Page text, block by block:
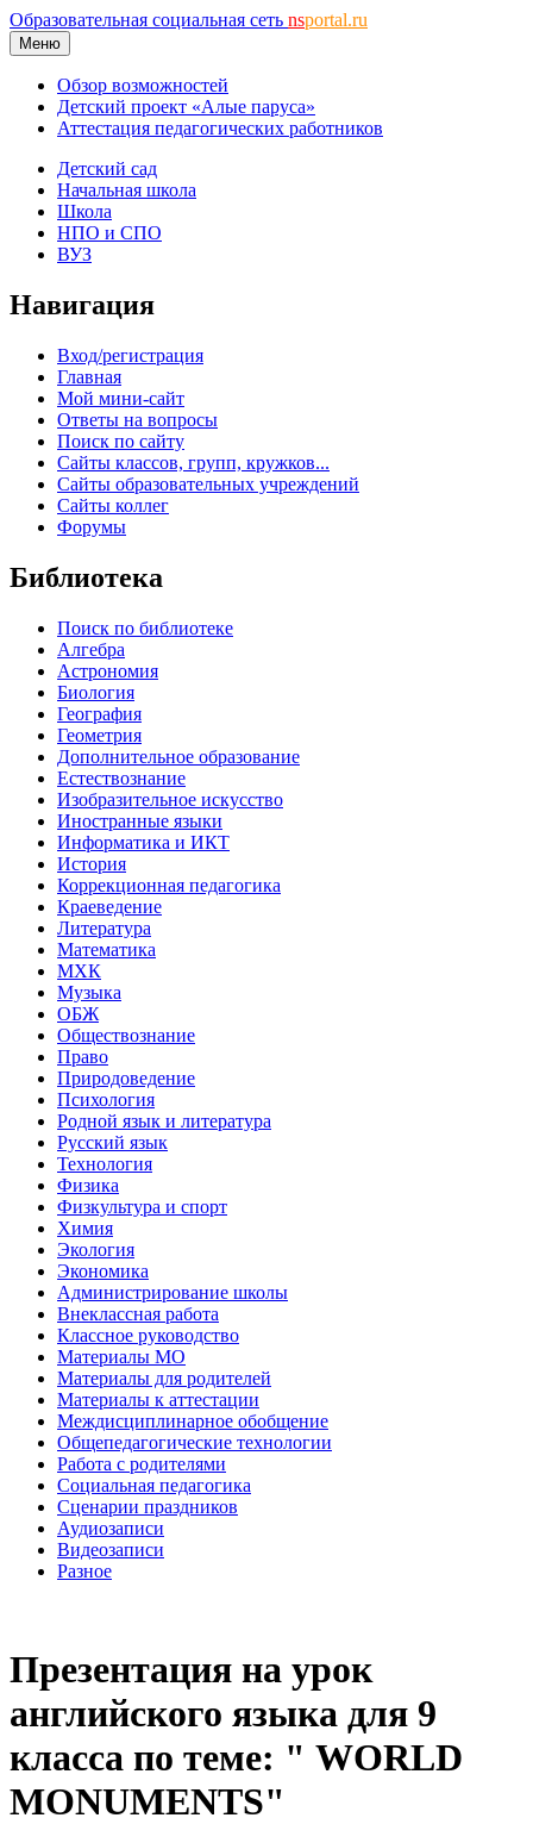
Образовательная социальная сеть nsportal.ru
Меню
Обзор возможностей
Детский проект «Алые паруса»
Аттестация педагогических работников
Детский сад
Начальная школа
Школа
НПО и СПО
ВУЗ
Навигация
Вход/регистрация
Главная
Мой мини-сайт
Ответы на вопросы
Поиск по сайту
Сайты классов, групп, кружков...
Сайты образовательных учреждений
Сайты коллег
Форумы
Библиотека
Поиск по библиотеке
Алгебра
Астрономия
Биология
География
Геометрия
Дополнительное образование
Естествознание
Изобразительное искусство
Иностранные языки
Информатика и ИКТ
История
Коррекционная педагогика
Краеведение
Литература
Математика
МХК
Музыка
ОБЖ
Обществознание
Право
Природоведение
Психология
Родной язык и литература
Русский язык
Технология
Физика
Физкультура и спорт
Химия
Экология
Экономика
Администрирование школы
Внеклассная работа
Классное руководство
Материалы МО
Материалы для родителей
Материалы к аттестации
Междисциплинарное обобщение
Общепедагогические технологии
Работа с родителями
Социальная педагогика
Сценарии праздников
Аудиозаписи
Видеозаписи
Разное
Презентация на урок
английского языка для 9
класса по теме: " WORLD
MONUMENTS"